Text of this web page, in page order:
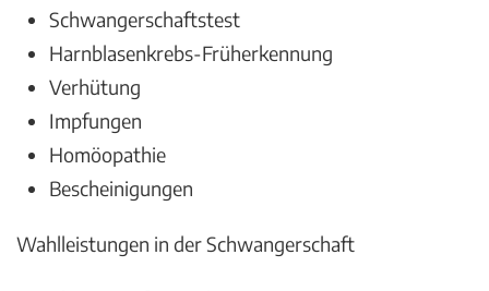
Schwangerschaftstest
Harnblasenkrebs-Früherkennung
Verhütung
Impfungen
Homöopathie
Bescheinigungen
Wahlleistungen in der Schwangerschaft